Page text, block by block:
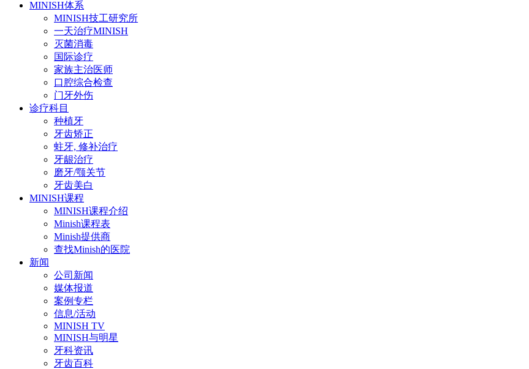
MINISH体系
MINISH技工研究所
一天治疗MINISH
灭菌消毒
国际诊疗
家族主治医师
口腔综合检查
门牙外伤
诊疗科目
种植牙
牙齿矫正
蛀牙, 修补治疗
牙龈治疗
磨牙/颚关节
牙齿美白
MINISH课程
MINISH课程介绍
Minish课程表
Minish提供商
查找Minish的医院
新闻
公司新闻
媒体报道
案例专栏
信息/活动
MINISH TV
MINISH与明星
牙科资讯
牙齿百科